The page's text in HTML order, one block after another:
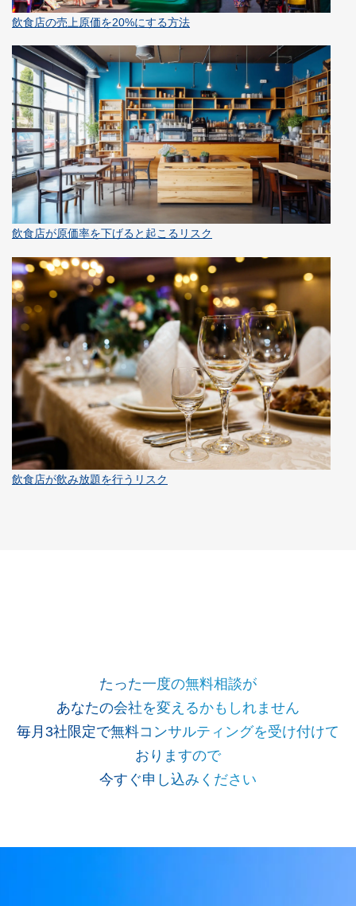
飲食店の売上原価を20%にする方法
飲食店が原価率を下げると起こるリスク
飲食店が飲み放題を行うリスク
たった一度の無料相談が
あなたの会社を変えるかもしれません
毎月3社限定で無料コンサルティングを受け付けて
おりますので
今すぐ申し込みください